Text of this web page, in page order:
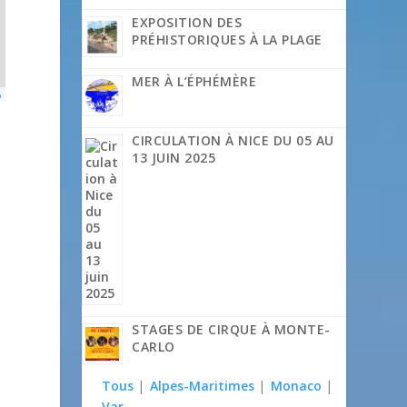
EXPOSITION DES
PRÉHISTORIQUES À LA PLAGE
MER À L’ÉPHÉMÈRE
CIRCULATION À NICE DU 05 AU
13 JUIN 2025
STAGES DE CIRQUE À MONTE-
CARLO
Tous | Alpes-Maritimes | Monaco |